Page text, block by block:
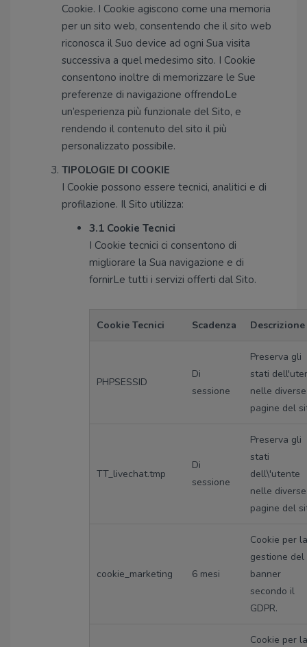
Cookie. I Cookie agiscono come una memoria
per un sito web, consentendo che il sito web
riconosca il Suo device ad ogni Sua visita
successiva a quel medesimo sito. I Cookie
consentono inoltre di memorizzare le Sue
preferenze di navigazione offrendoLe
un’esperienza più funzionale del Sito, e
rendendo il contenuto del sito il più
personalizzato possibile.
TIPOLOGIE DI COOKIE
I Cookie possono essere tecnici, analitici e di
profilazione. Il Sito utilizza:
3.1 Cookie Tecnici
I Cookie tecnici ci consentono di
migliorare la Sua navigazione e di
fornirLe tutti i servizi offerti dal Sito.
Cookie Tecnici Scadenza Descrizione
PHPSESSID
Di
sessione
Preserva gli
stati
nelle diverse
pagine del
TT_livechat.tmp
Di
sessione
Preserva gli
stati
dell\'utente
nelle diverse
pagine del
cookie_marketing 6 mesi
Cookie per la
gestione del
banner
secondo il
GDPR.
Cookie per la